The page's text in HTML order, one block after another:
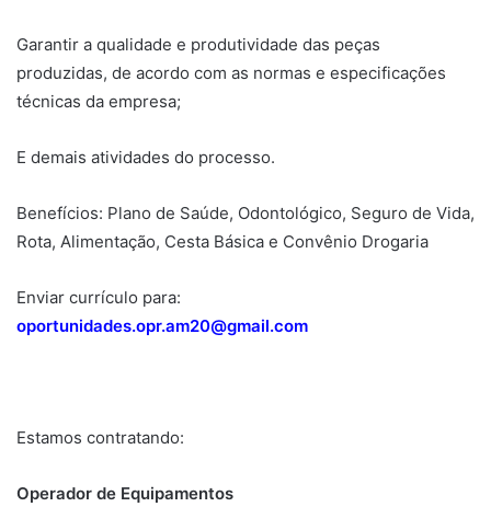
Garantir a qualidade e produtividade das peças
produzidas, de acordo com as normas e especificações
técnicas da empresa;
E demais atividades do processo.
Benefícios: Plano de Saúde, Odontológico, Seguro de Vida,
Rota, Alimentação, Cesta Básica e Convênio Drogaria
Enviar currículo para:
oportunidades.opr.am20@gmail.com
Estamos contratando:
Operador de Equipamentos